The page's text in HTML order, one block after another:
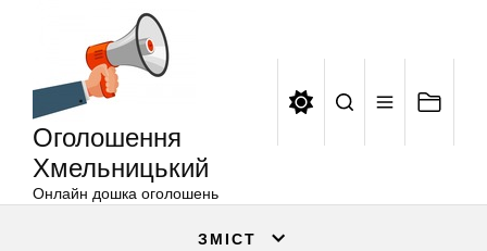
Оголошення
Хмельницький
Онлайн дошка оголошень
ЗМІСТ